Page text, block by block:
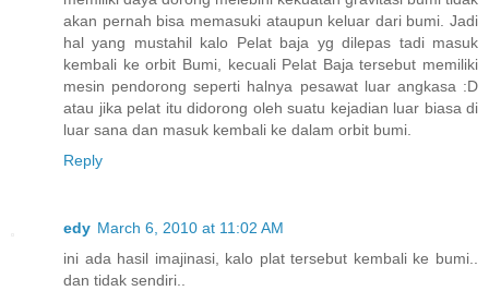
akan pernah bisa memasuki ataupun keluar dari bumi. Jadi
hal yang mustahil kalo Pelat baja yg dilepas tadi masuk
kembali ke orbit Bumi, kecuali Pelat Baja tersebut memiliki
mesin pendorong seperti halnya pesawat luar angkasa :D
atau jika pelat itu didorong oleh suatu kejadian luar biasa di
luar sana dan masuk kembali ke dalam orbit bumi.
Reply
edy March 6, 2010 at 11:02 AM
ini ada hasil imajinasi, kalo plat tersebut kembali ke bumi..
dan tidak sendiri..